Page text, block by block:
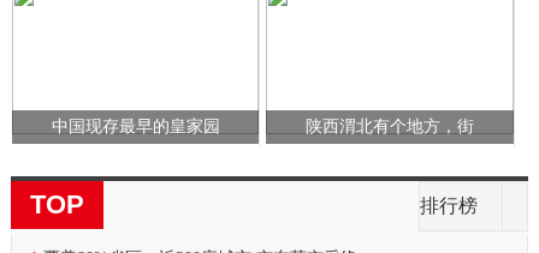
中国现存最早的皇家园 陕西渭北有个地方，街
TOP 排行榜